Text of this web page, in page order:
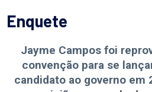
Enquete
Jayme Campos foi
convenção para se
candidato ao governo em